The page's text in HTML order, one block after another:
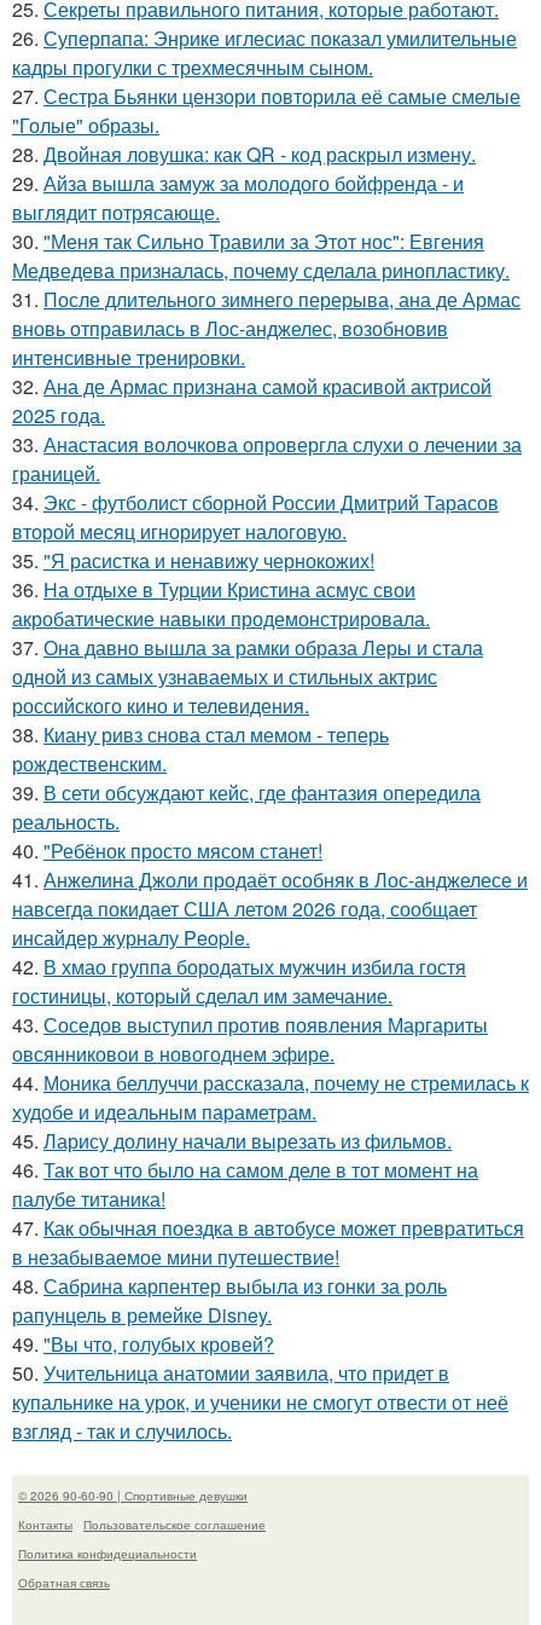
25. Секреты правильного питания, которые работают.
26. Суперпапа: Энрике иглесиас показал умилительные
кадры прогулки с трехмесячным сыном.
27. Сестра Бьянки цензори повторила её самые смелые
"Голые" образы.
28. Двойная ловушка: как QR - код раскрыл измену.
29. Айза вышла замуж за молодого бойфренда - и
выглядит потрясающе.
30. "Меня так Сильно Травили за Этот нос": Евгения
Медведева призналась, почему сделала ринопластику.
31. После длительного зимнего перерыва, ана де Армас
вновь отправилась в Лос-анджелес, возобновив
интенсивные тренировки.
32. Ана де Армас признана самой красивой актрисой
2025 года.
33. Анастасия волочкова опровергла слухи о лечении за
границей.
34. Экс - футболист сборной России Дмитрий Тарасов
второй месяц игнорирует налоговую.
35. "Я расистка и ненавижу чернокожих!
36. На отдыхе в Турции Кристина асмус свои
акробатические навыки продемонстрировала.
37. Она давно вышла за рамки образа Леры и стала
одной из самых узнаваемых и стильных актрис
российского кино и телевидения.
38. Киану ривз снова стал мемом - теперь
рождественским.
39. В сети обсуждают кейс, где фантазия опередила
реальность.
40. "Ребёнок просто мясом станет!
41. Анжелина Джоли продаёт особняк в Лос-анджелесе и
навсегда покидает США летом 2026 года, сообщает
инсайдер журналу People.
42. В хмао группа бородатых мужчин избила гостя
гостиницы, который сделал им замечание.
43. Соседов выступил против появления Маргариты
овсянниковои в новогоднем эфире.
44. Моника беллуччи рассказала, почему не стремилась к
худобе и идеальным параметрам.
45. Ларису долину начали вырезать из фильмов.
46. Так вот что было на самом деле в тот момент на
палубе титаника!
47. Как обычная поездка в автобусе может превратиться
в незабываемое мини путешествие!
48. Сабрина карпентер выбыла из гонки за роль
рапунцель в ремейке Disney.
49. "Вы что, голубых кровей?
50. Учительница анатомии заявила, что придет в
купальнике на урок, и ученики не смогут отвести от неё
взгляд - так и случилось.
© 2026 90-60-90 | Спортивные девушки
Контакты
Пользовательское соглашение
Политика конфидециальности
Обратная связь